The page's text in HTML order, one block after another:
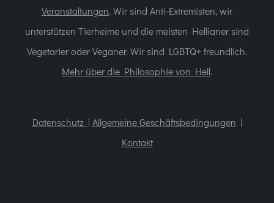
Veranstaltungen. Wir sind Anti-Extremisten, wir
unterstützen Tierheime und die meisten Hellianer sind
Vegetarier oder Veganer. Wir sind LGBTQ+ freundlich.
Mehr über die Philosophie von Hell.
Datenschutz | Allgemeine Geschäftsbedingungen |
Kontakt